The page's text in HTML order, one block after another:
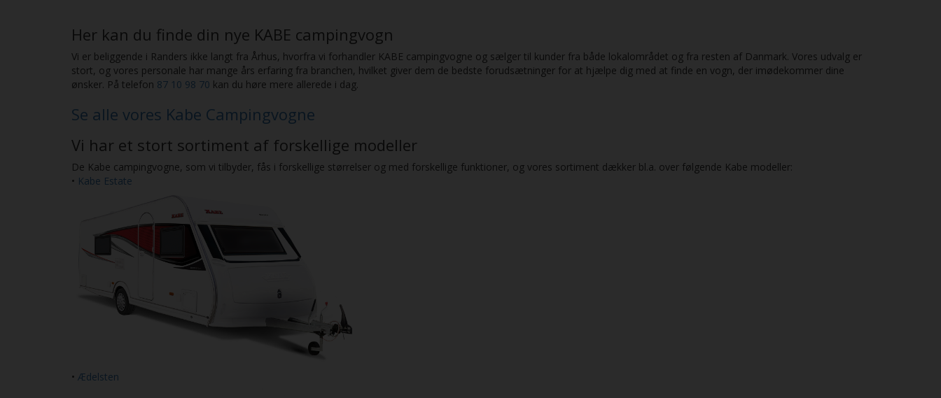
Her kan du finde din nye KABE campingvogn
Vi er beliggende i Randers ikke langt fra Århus, hvorfra vi forhandler KABE campingvogne og sælger til kunder fra både lokalområdet og fra resten af Danmark. Vores udvalg er
stort, og vores personale har mange års erfaring fra branchen, hvilket giver dem de bedste forudsætninger for at hjælpe dig med at finde en vogn, der imødekommer dine
ønsker. På telefon 87 10 98 70 kan du høre mere allerede i dag.
Se alle vores Kabe Campingvogne
Vi har et stort sortiment af forskellige modeller
De Kabe campingvogne, som vi tilbyder, fås i forskellige størrelser og med forskellige funktioner, og vores sortiment dækker bl.a. over følgende Kabe modeller:
• Kabe Estate
• Ædelsten